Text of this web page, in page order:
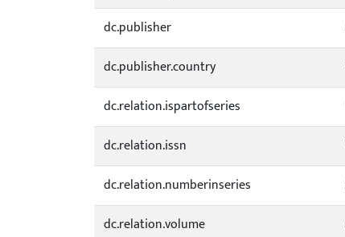
dc.publisher
dc.publisher.country
dc.relation.ispartofseries
dc.relation.issn
dc.relation.numberinseries
dc.relation.volume